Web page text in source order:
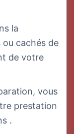
la
ou cachés de
de votre
vous
prestation
.